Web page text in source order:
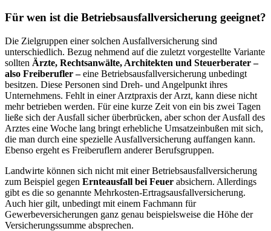
Für wen ist die Betriebsausfallversicherung geeignet?
Die Zielgruppen einer solchen Ausfallversicherung sind
unterschiedlich. Bezug nehmend auf die zuletzt vorgestellte Variante
sollten Ärzte, Rechtsanwälte, Architekten und Steuerberater –
also Freiberufler –eine Betriebsausfallversicherung unbedingt
besitzen. Diese Personen sind Dreh- und Angelpunkt ihres
Unternehmens. Fehlt in einer Arztpraxis der Arzt, kann diese nicht
mehr betrieben werden. Für eine kurze Zeit von ein bis zwei Tagen
ließe sich der Ausfall sicher überbrücken, aber schon der Ausfall des
Arztes eine Woche lang bringt erhebliche Umsatzeinbußen mit sich,
die man durch eine spezielle Ausfallversicherung auffangen kann.
Ebenso ergeht es Freiberuflern anderer Berufsgruppen.
Landwirte können sich nicht mit einer Betriebsausfallversicherung
zum Beispiel gegen Ernteausfall bei Feuer absichern. Allerdings
gibt es die so genannte Mehrkosten-Ertragsausfallversicherung.
Auch hier gilt, unbedingt mit einem Fachmann für
Gewerbeversicherungen ganz genau beispielsweise die Höhe der
Versicherungssumme absprechen.